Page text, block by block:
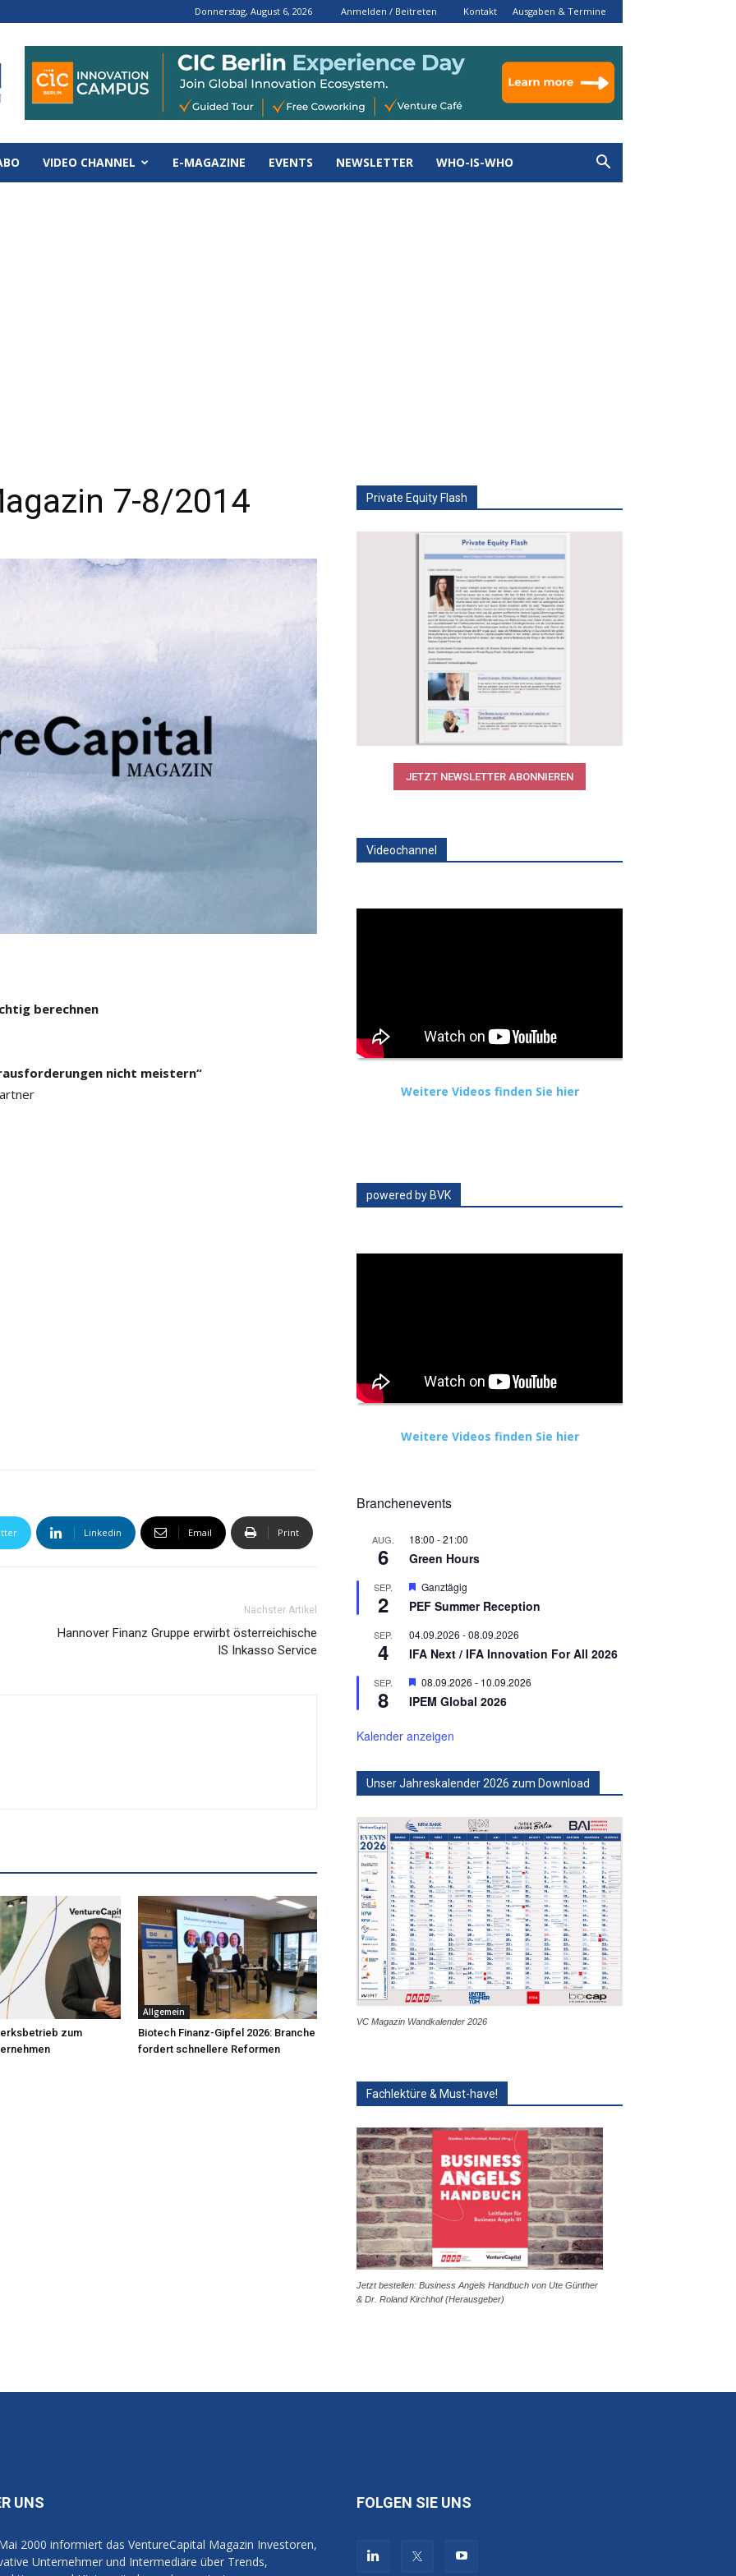
Donnerstag, August 6, 2026 Anmelden / Beitreten Kontakt Ausgaben & Termine
VIDEO CHANNEL E-MAGAZINE EVENTS NEWSLETTER WHO-IS-WHO
7-8/2014
berechnen
nicht meistern“
Linkedin Email Print
Nächster Artikel
Hannover Finanz Gruppe erwirbt österreichische
IS Inkasso Service
zum
Allgemein
Biotech Finanz-Gipfel 2026: Branche
fordert schnellere Reformen
Private Equity Flash
JETZT NEWSLETTER ABONNIEREN
Videochannel
Weitere Videos finden Sie hier
powered by BVK
Weitere Videos finden Sie hier
Branchenevents
AUG.
6
18:00 -21:00
Green Hours
SEP.
2
Hervorgehoben
Ganztägig
PEF Summer Reception
SEP.
4
04.09.2026 -08.09.2026
IFA Next / IFA Innovation For All 2026
SEP.
8
Hervorgehoben
08.09.2026 - 10.09.2026
IPEM Global 2026
Kalender anzeigen
Unser Jahreskalender 2026 zum Download
VC Magazin Wandkalender 2026
Fachlektüre & Must-have!
Jetzt bestellen: Business Angels Handbuch von Ute Günther
& Dr. Roland Kirchhof (Herausgeber)
UNS
2000 informiert das VentureCapital Magazin Investoren,
Unternehmer und Intermediäre über Trends,
FOLGEN SIE UNS